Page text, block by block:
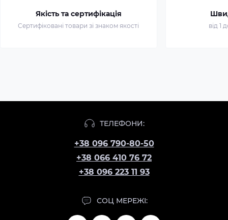
Якість та сертифікація
Сертифіковані товари зі знаком якості від 1
ТЕЛЕФОНИ:
+38 096 790-80-50
+38 066 410 76 72
+38 096 223 11 93
СОЦ МЕРЕЖІ: